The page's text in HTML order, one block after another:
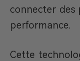
connecter des
performance.
Cette